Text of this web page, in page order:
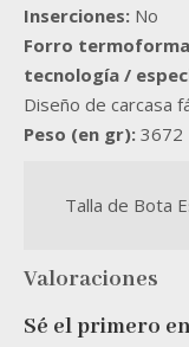
Inserciones: No
Forro
tecnología /
Diseño de carcasa
Peso (en gr): 3672
Talla de Bota
Valoraciones
Sé el primero